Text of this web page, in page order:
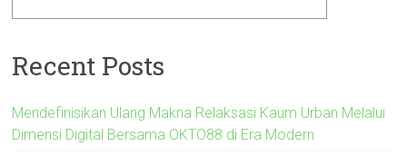
Recent Posts
Mendefinisikan Ulang Makna Relaksasi Kaum Urban Melalui
Dimensi Digital Bersama OKTO88 di Era Modern